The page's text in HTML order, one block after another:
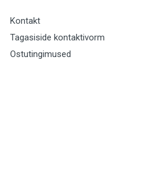
Kontakt
Tagasiside kontaktivorm
Ostutingimused